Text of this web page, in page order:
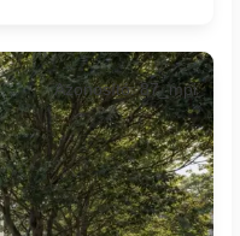
Azonosító: 87_mpi